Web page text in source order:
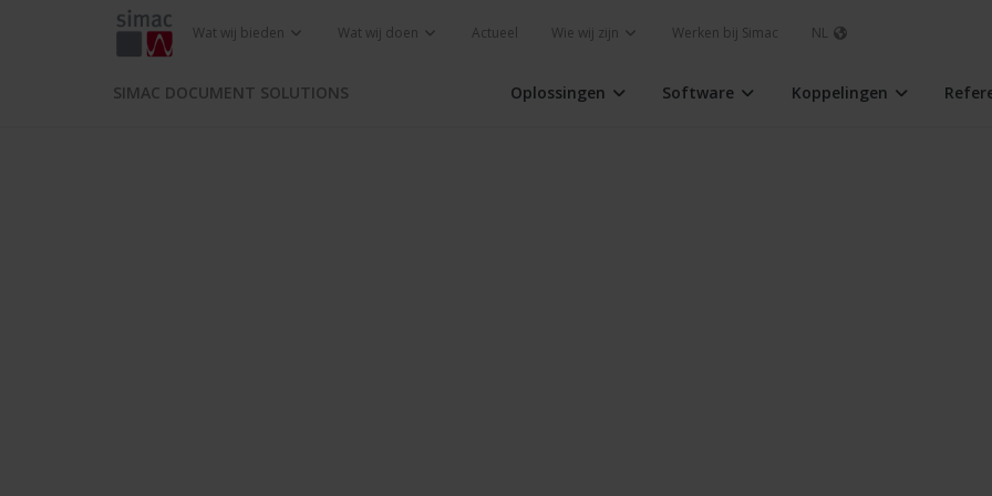
Wat wij bieden Wat wij doen Actueel Wie wij zijn Werken bij Simac NL
SIMAC DOCUMENT SOLUTIONS Oplossingen Software Koppelingen